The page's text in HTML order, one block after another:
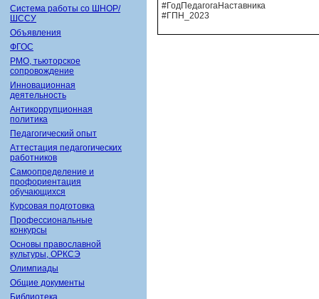
Система работы со ШНОР/
ШССУ
Объявления
ФГОС
РМО, тьюторское
сопровождение
Инновационная
деятельность
Антикоррупционная
политика
Педагогический опыт
Аттестация педагогических
работников
Самоопределение и
профориентация
обучающихся
Курсовая подготовка
Профессиональные
конкурсы
Основы православной
культуры, ОРКСЭ
Олимпиады
Общие документы
Библиотека
#ГодПедагогаНаставника
#ГПН_2023